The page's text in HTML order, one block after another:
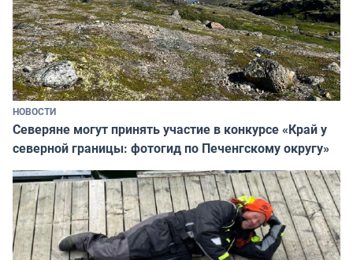
НОВОСТИ
Северяне могут принять участие в конкурсе «Край у
северной границы: фотогид по Печенгскому округу»